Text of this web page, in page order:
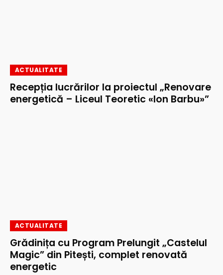
ACTUALITATE
Recepția lucrărilor la proiectul „Renovare
energetică – Liceul Teoretic «Ion Barbu»”
ACTUALITATE
Grădinița cu Program Prelungit „Castelul
Magic” din Pitești, complet renovată
energetic